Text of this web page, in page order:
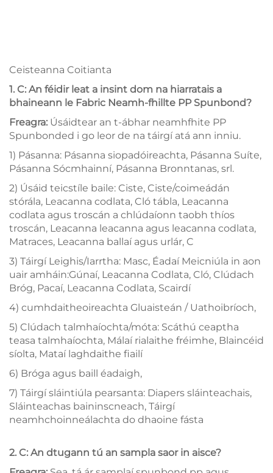
Ceisteanna Coitianta
1. C: An féidir leat a insint dom na hiarratais a
bhaineann le Fabric Neamh-fhillte PP Spunbond?
Freagra: Úsáidtear an t-ábhar neamhfhite PP
Spunbonded i go leor de na táirgí atá ann inniu.
1) Pásanna: Pásanna siopadóireachta, Pásanna Suíte,
Pásanna Sócmhainní, Pásanna Bronntanas, srl.
2) Úsáid teicstíle baile: Ciste, Ciste/coimeádán
stórála, Leacanna codlata, Cló tábla, Leacanna
codlata agus troscán a chlúdaíonn taobh thíos
troscán, Leacanna leacanna agus leacanna codlata,
Matraces, Leacanna ballaí agus urlár, C
3) Táirgí Leighis/Iarrtha: Masc, Éadaí Meicniúla in aon
uair amháin:Gúnaí, Leacanna Codlata, Cló, Clúdach
Bróg, Pacaí, Leacanna Codlata, Scairdí
4) cumhdaitheoireachta Gluaisteán / Uathoibríoch,
5) Clúdach talmhaíochta/móta: Scáthú ceaptha
teasa talmhaíochta, Málaí rialaithe fréimhe, Blaincéid
síolta, Mataí laghdaithe fiailí
6) Bróga agus baill éadaigh,
7) Táirgí sláintiúla pearsanta: Diapers sláinteachais,
Sláinteachas baininscneach, Táirgí
neamhchoinneálachta do dhaoine fásta
2. C: An dtugann tú an sampla saor in aisce?